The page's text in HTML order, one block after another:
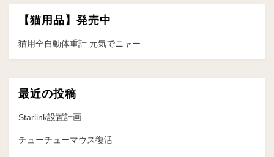
ー
シ
ョ
ン
【猫用品】発売中
猫用全自動体重計 元気でニャー
最近の投稿
Starlink設置計画
チューチューマウス復活